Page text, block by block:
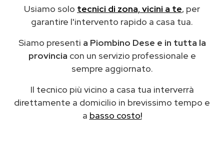
Usiamo solo tecnici di zona, vicini a te, per
garantire l'intervento rapido a casa tua.
Siamo presenti a Piombino Dese e in tutta la
provincia con un servizio professionale e
sempre aggiornato.
Il tecnico più vicino a casa tua interverrà
direttamente a domicilio in brevissimo tempo e
a basso costo!